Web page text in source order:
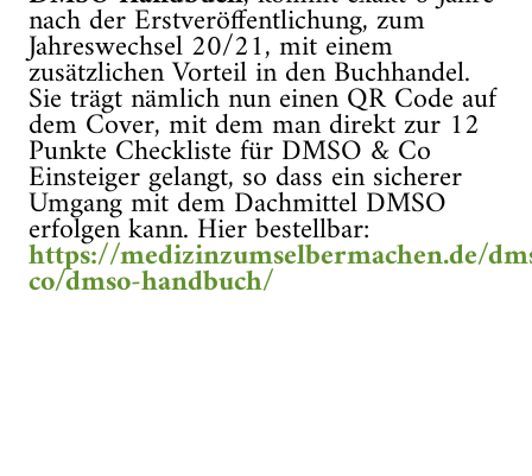
nach der Erstveröffentlichung, zum
Jahreswechsel 20/21, mit einem
zusätzlichen Vorteil in den Buchhandel.
Sie trägt nämlich nun einen QR Code auf
dem Cover, mit dem man direkt zur 12
Punkte Checkliste für DMSO & Co
Einsteiger gelangt, so dass ein sicherer
Umgang mit dem Dachmittel DMSO
erfolgen kann. Hier bestellbar:
https://medizinzumselbermachen.de/
co/dmso-handbuch/